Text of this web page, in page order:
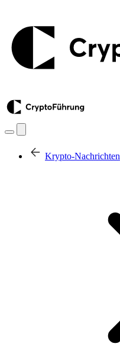
Krypto-Nachrichten